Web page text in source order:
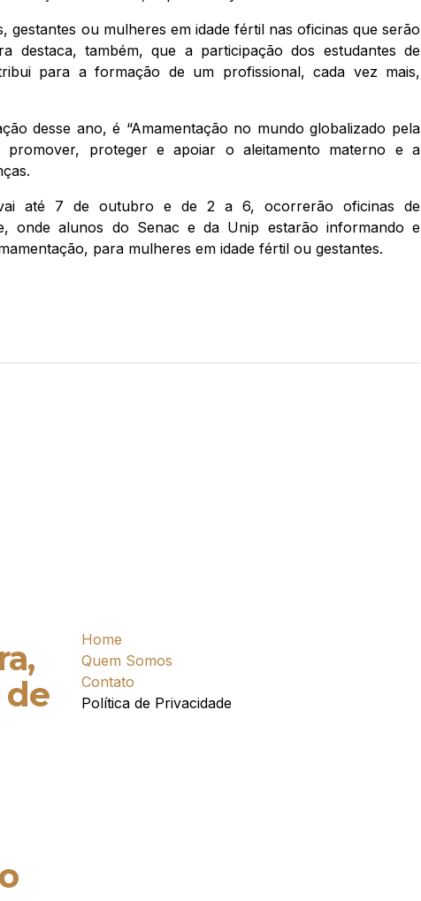
gestantes ou mulheres em idade fértil nas oficinas que serão
destaca, também, que a participação dos estudantes de
para a formação de um profissional, cada vez mais,
desse ano, é “Amamentação no mundo globalizado pela
proteger e apoiar o aleitamento materno e a
até 7 de outubro e de 2 a 6, ocorrerão oficinas de
onde alunos do Senac e da Unip estarão informando e
para mulheres em idade fértil ou gestantes.
Home
Quem Somos
Contato
Política de Privacidade